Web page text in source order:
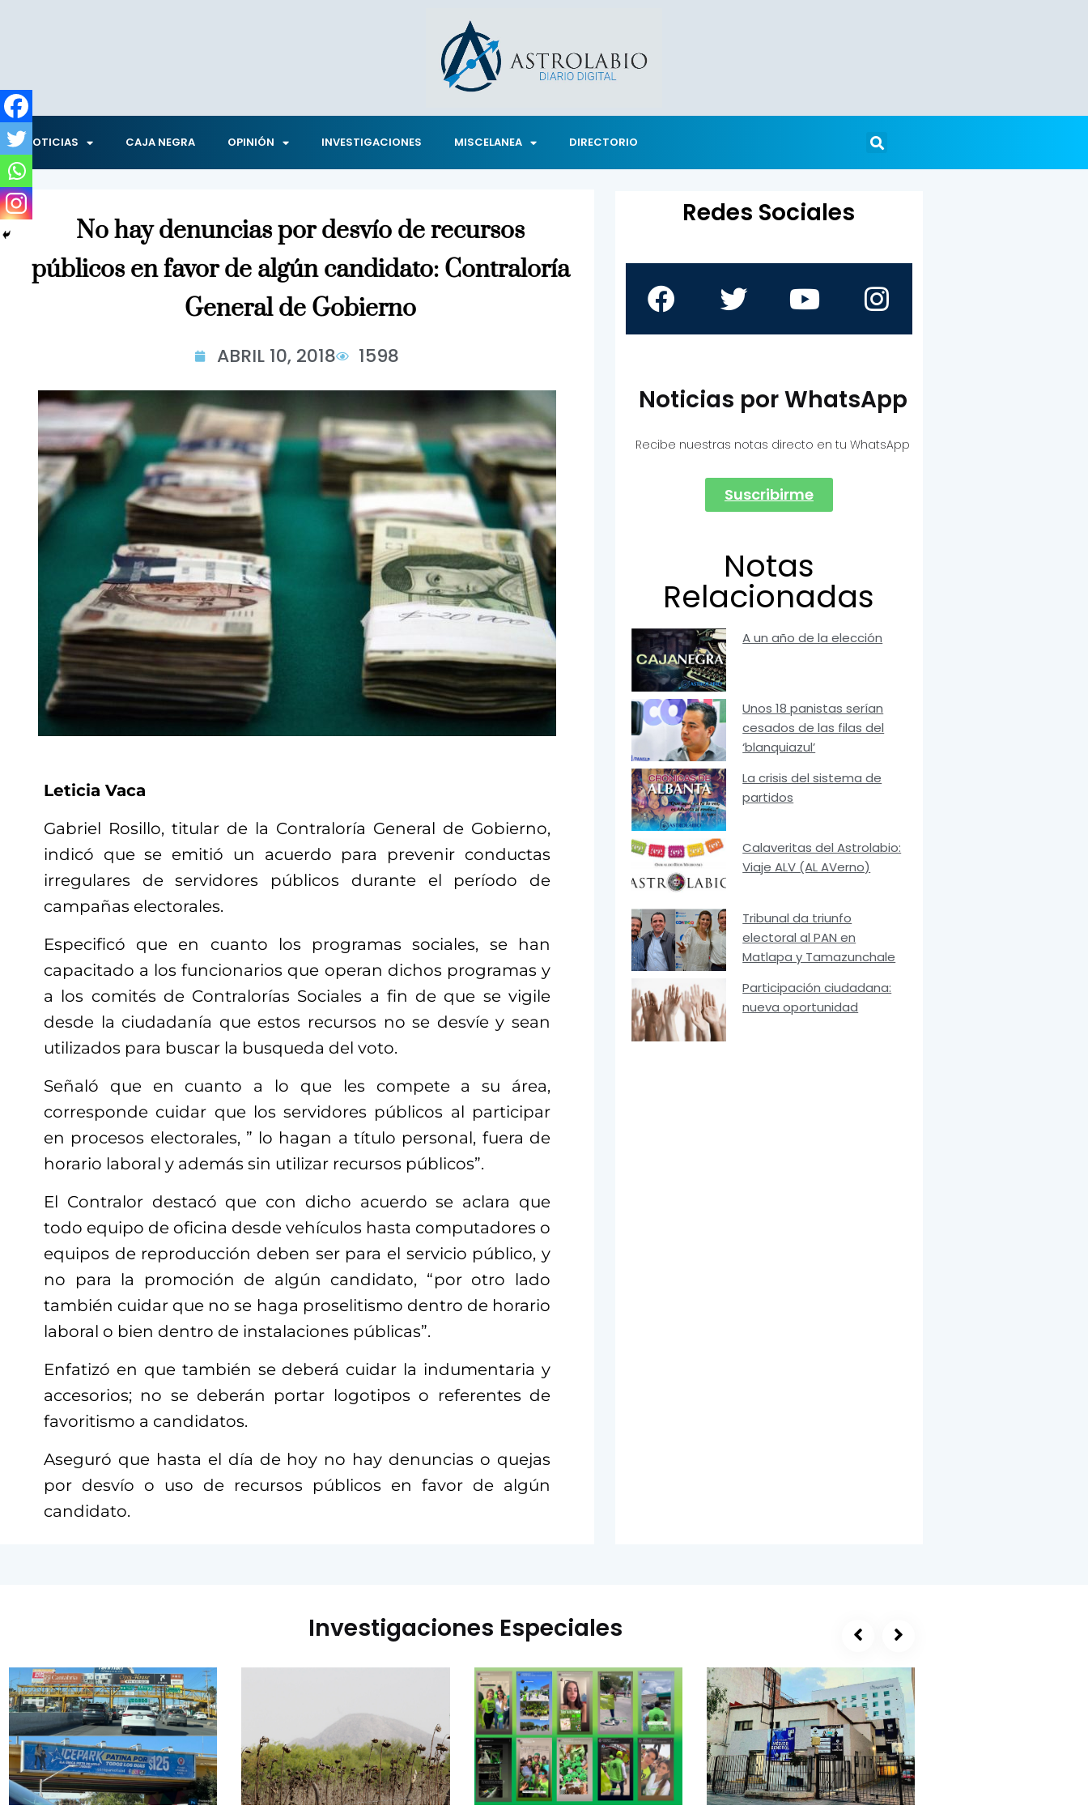
NOTICIAS CAJA NEGRA OPINIÓN INVESTIGACIONES MISCELANEA DIRECTORIO
No hay denuncias por desvío de recursos
públicos en favor de algún candidato: Contraloría
General de Gobierno
ABRIL 10, 2018 1598
Leticia Vaca
Gabriel Rosillo, titular de la Contraloría General de Gobierno,
indicó que se emitió un acuerdo para prevenir conductas
irregulares de servidores públicos durante el período de
campañas electorales.
Especificó que en cuanto los programas sociales, se han
capacitado a los funcionarios que operan dichos programas y
a los comités de Contralorías Sociales a fin de que se vigile
desde la ciudadanía que estos recursos no se desvíe y sean
utilizados para buscar la busqueda del voto.
Señaló que en cuanto a lo que les compete a su área,
corresponde cuidar que los servidores públicos al participar
en procesos electorales, ” lo hagan a título personal, fuera de
horario laboral y además sin utilizar recursos públicos”.
El Contralor destacó que con dicho acuerdo se aclara que
todo equipo de oficina desde vehículos hasta computadores o
equipos de reproducción deben ser para el servicio público, y
no para la promoción de algún candidato, “por otro lado
también cuidar que no se haga proselitismo dentro de horario
laboral o bien dentro de instalaciones públicas”.
Enfatizó en que también se deberá cuidar la indumentaria y
accesorios; no se deberán portar logotipos o referentes de
favoritismo a candidatos.
Aseguró que hasta el día de hoy no hay denuncias o quejas
por desvío o uso de recursos públicos en favor de algún
candidato.
Redes Sociales
Noticias por WhatsApp
Recibe nuestras notas directo en tu WhatsApp
Suscribirme
Notas
Relacionadas
A un año de la elección
Unos 18 panistas serían
cesados de las filas del
‘blanquiazul’
La crisis del sistema de
partidos
Calaveritas del Astrolabio:
Viaje ALV (AL AVerno)
Tribunal da triunfo
electoral al PAN en
Matlapa y Tamazunchale
Participación ciudadana:
nueva oportunidad
Investigaciones Especiales